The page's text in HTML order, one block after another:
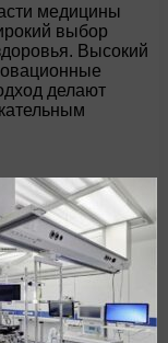
медицины
выбор
Высокий
делают